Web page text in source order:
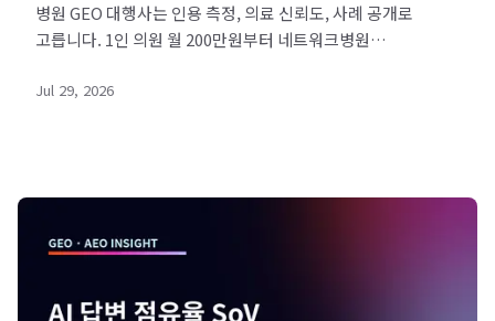
병원 GEO 대행사는 인용 측정, 의료 신뢰도, 사례 공개로
고릅니다. 1인 의원 월 200만원부터 네트워크병원
확인하세요.
Jul 29, 2026